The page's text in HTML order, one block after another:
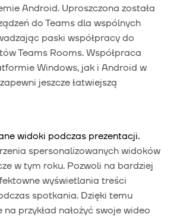
Android. Uproszczona została
do Teams dla wspólnych
paski współpracy do
Teams Rooms. Współpraca
Windows, jak i Android w
jeszcze łatwiejszą
widoki podczas prezentacji.
spersonalizowanych widoków
w tym roku. Pozwoli na bardziej
wyświetlania treści
spotkania. Dzięki temu
na przykład nałożyć swoje wideo